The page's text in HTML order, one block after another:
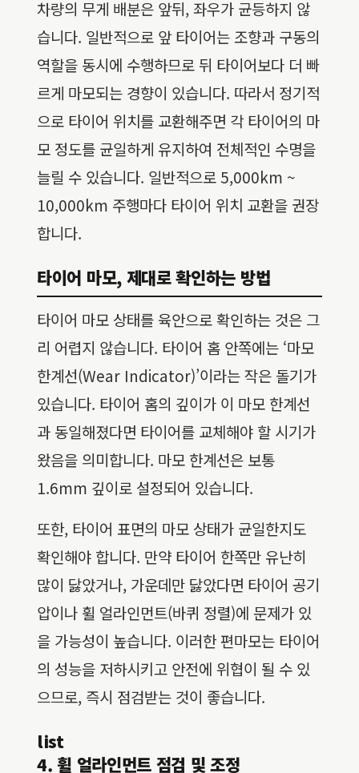
차량의 무게 배분은 앞뒤, 좌우가 균등하지 않
습니다. 일반적으로 앞 타이어는 조향과 구동의
역할을 동시에 수행하므로 뒤 타이어보다 더 빠
르게 마모되는 경향이 있습니다. 따라서 정기적
으로 타이어 위치를 교환해주면 각 타이어의 마
모 정도를 균일하게 유지하여 전체적인 수명을
늘릴 수 있습니다. 일반적으로 5,000km ~
10,000km 주행마다 타이어 위치 교환을 권장
합니다.
타이어 마모, 제대로 확인하는 방법
타이어 마모 상태를 육안으로 확인하는 것은 그
리 어렵지 않습니다. 타이어 홈 안쪽에는 ‘마모
한계선(Wear Indicator)’이라는 작은 돌기가
있습니다. 타이어 홈의 깊이가 이 마모 한계선
과 동일해졌다면 타이어를 교체해야 할 시기가
왔음을 의미합니다. 마모 한계선은 보통
1.6mm 깊이로 설정되어 있습니다.
또한, 타이어 표면의 마모 상태가 균일한지도
확인해야 합니다. 만약 타이어 한쪽만 유난히
많이 닳았거나, 가운데만 닳았다면 타이어 공기
압이나 휠 얼라인먼트(바퀴 정렬)에 문제가 있
을 가능성이 높습니다. 이러한 편마모는 타이어
의 성능을 저하시키고 안전에 위협이 될 수 있
으므로, 즉시 점검받는 것이 좋습니다.
list
4. 휠 얼라인먼트 점검 및 조정